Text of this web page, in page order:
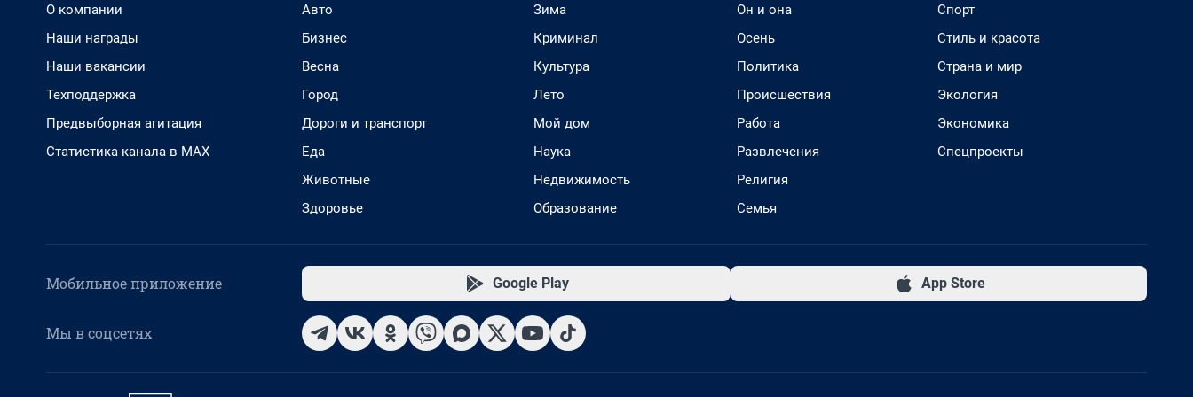
О компании
Наши награды
Наши вакансии
Техподдержка
Предвыборная агитация
Статистика канала в MAX
Авто
Бизнес
Весна
Город
Дороги и транспорт
Еда
Животные
Здоровье
Зима
Криминал
Культура
Лето
Мой дом
Наука
Недвижимость
Образование
Он и она
Осень
Политика
Происшествия
Работа
Развлечения
Религия
Семья
Спорт
Стиль и красота
Страна и мир
Экология
Экономика
Спецпроекты
Мобильное приложение Google Play App Store
Мы в соцсетях